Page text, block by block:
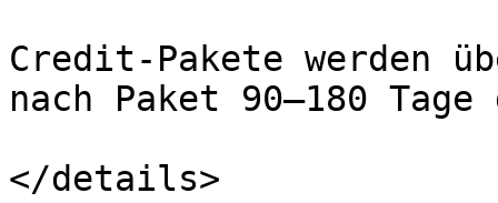
Credit-Pakete werden
nach Paket 90–180
</details>